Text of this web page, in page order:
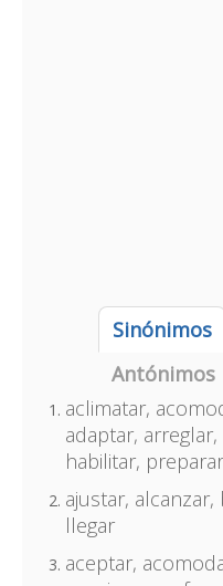
Sinónimos
Antónimos
aclimatar,
adaptar,
habilitar, preparar
ajustar,
llegar
aceptar,